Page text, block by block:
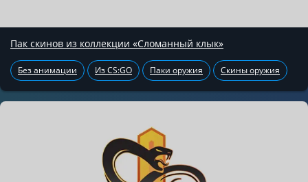
Пак скинов из коллекции «Сломанный клык»
Без анимации Из CS:GO Паки оружия Скины оружия